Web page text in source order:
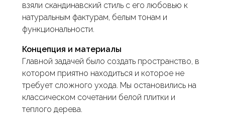
взяли скандинавский стиль с его любовью к
натуральным фактурам, белым тонам и
функциональности.
Концепция и материалы
Главной задачей было создать пространство, в
котором приятно находиться и которое не
требует сложного ухода. Мы остановились на
классическом сочетании белой плитки и
теплого дерева.